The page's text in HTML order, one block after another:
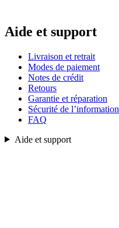
Aide et support
Livraison et retrait
Modes de paiement
Notes de crédit
Retours
Garantie et réparation
Sécurité de l’information
FAQ
Aide et support